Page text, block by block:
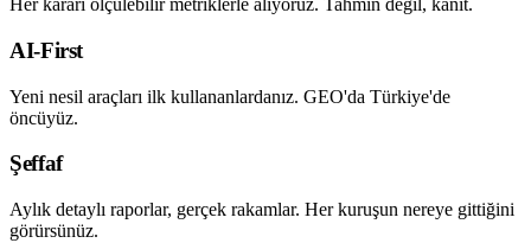
Her kararı ölçülebilir metriklerle alıyoruz. Tahmin değil, kanıt.
AI-First
Yeni nesil araçları ilk kullananlardanız. GEO'da Türkiye'de
öncüyüz.
Şeffaf
Aylık detaylı raporlar, gerçek rakamlar. Her kuruşun nereye gittiğini
görürsünüz.